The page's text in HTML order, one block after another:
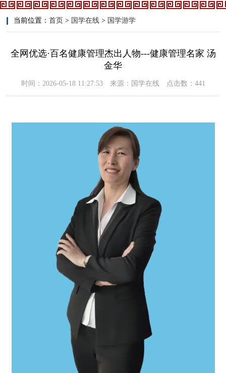
当前位置：首页 > 国学在线 > 国学游学
全网优选·百名健康管理杰出人物---健康管理名家 汤
金华
时间：2026-05-18 11:27:53 来源：国学在线 点击数：441